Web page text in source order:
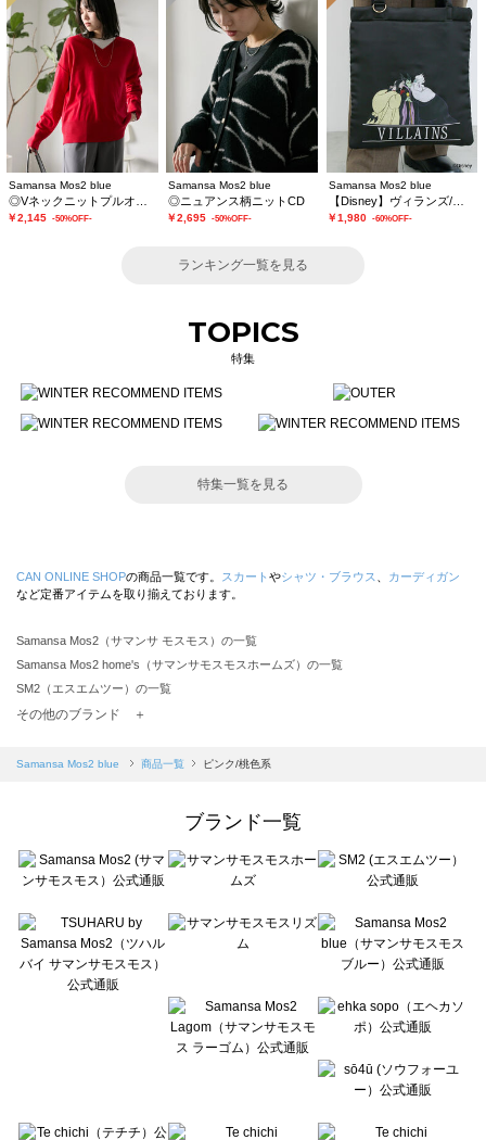
Samansa Mos2 blue
￥2,145 -50%OFF-
Samansa Mos2 blue
◎ニュアンス柄ニットCD
￥2,695 -50%OFF-
Samansa Mos2 blue
【Disney】ヴィランズ/トートバッグ
￥1,980 -60%OFF-
ランキング一覧を見る
TOPICS
特集
特集一覧を見る
CAN ONLINE SHOPの商品一覧です。 スカート やシャツ・ブラウス
カーディガン
など定番アイテムを取り揃えております。
Samansa Mos2（サマンサ モスモス）の一覧
Samansa Mos2 home's（サマンサモスモスホームズ）の一覧
SM2（エスエムツー）の一覧
TSUHARU by Samansa Mos2（ツハルバイサマンサモスモス）の一覧
Samansa Mos2 blue（サマンサモスモス ブルー）の一覧
Te chichi（テチチ）の一覧
Te chichi CLASSIC（テチチ クラシック）の一覧
Lugnoncure（ルノンキュール）の一覧
BETTY'S BLUE（べティーズブルー）の一覧
Wpc.（ワールドパーティー）の一覧
その他のブランド ＋
Samansa Mos2 blue 商品一覧 ピンク/桃色系
ブランド一覧